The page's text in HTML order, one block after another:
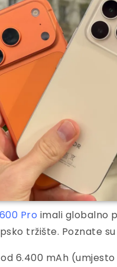
Pro imali globalno
tržište. Poznate
6.400 mAh